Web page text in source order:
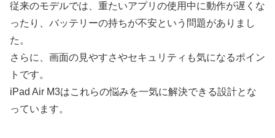
従来のモデルでは、重たいアプリの使用中に動作が遅くな
ったり、バッテリーの持ちが不安という問題がありまし
た。
さらに、画面の見やすさやセキュリティも気になるポイン
トです。
iPad Air M3はこれらの悩みを一気に解決できる設計とな
っています。